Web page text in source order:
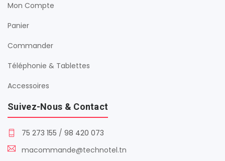
Mon Compte
Panier
Commander
Téléphonie & Tablettes
Accessoires
Suivez-Nous & Contact
75 273 155 / 98 420 073
macommande@technotel.tn